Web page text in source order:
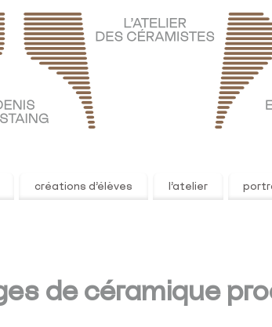
créations d’élèves l’atelier
de céramique